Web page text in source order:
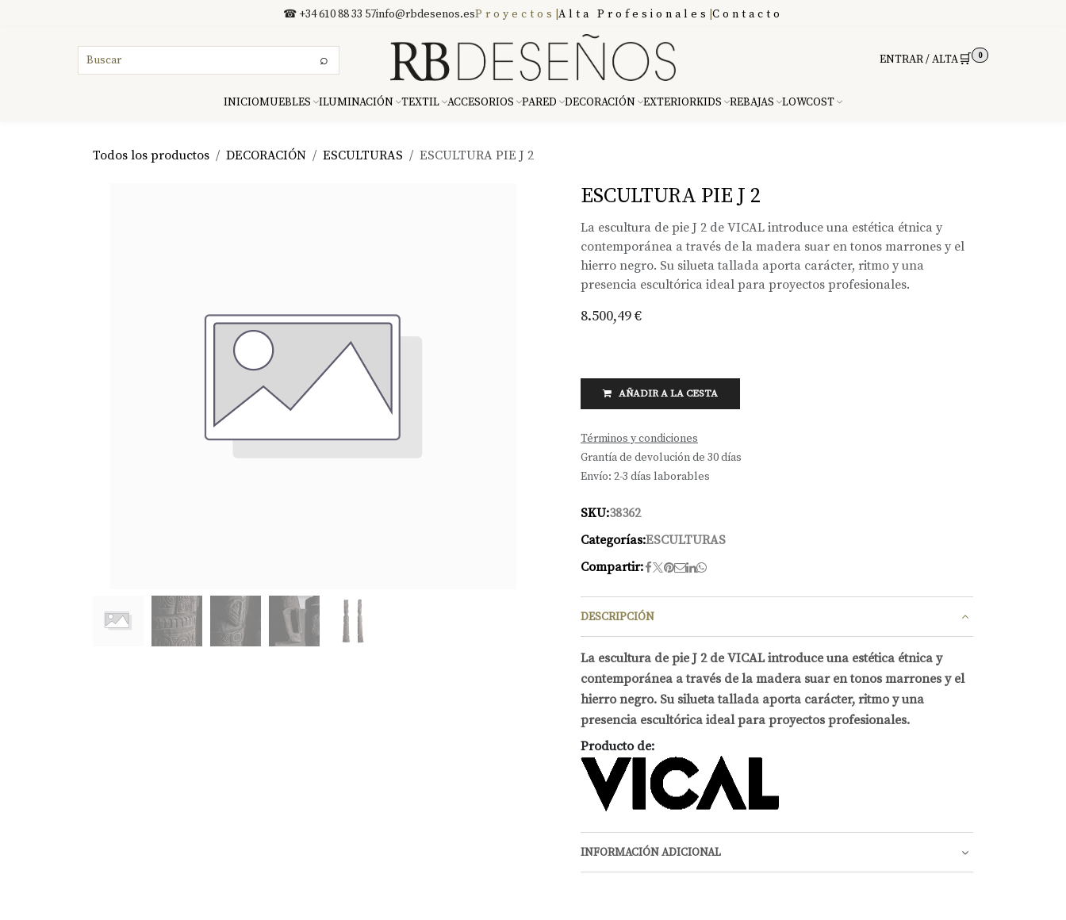
☎ +34 610 88 33 57info@rbdesenos.esProyectos Alta Profesionales Contacto
⌕ ENTRAR / ALTA🛒 0
INICIOMUEBLES ILUMINACIÓN TEXTIL ACCESORIOS PARED DECORACIÓN EXTERIORKIDS REBAJAS LOWCOST
Todos los productos DECORACIÓN ESCULTURAS ESCULTURA PIE J 2
ESCULTURA PIE J 2
La escultura de pie J 2 de VICAL introduce una estética étnica y
contemporánea a través de la madera suar en tonos marrones y el
hierro negro. Su silueta tallada aporta carácter, ritmo y una
presencia escultórica ideal para proyectos profesionales.
8.500,49€
AÑADIR A LA CESTA
Términos y condiciones
Grantía de devolución de 30 días
Envío: 2-3 días laborables
SKU:38362
Categorías:ESCULTURAS
Compartir:
DESCRIPCIÓN
La escultura de pie J 2 de VICAL introduce una estética étnica y
contemporánea a través de la madera suar en tonos marrones y el
hierro negro. Su silueta tallada aporta carácter, ritmo y una
presencia escultórica ideal para proyectos profesionales.
Producto de:
INFORMACIÓN ADICIONAL